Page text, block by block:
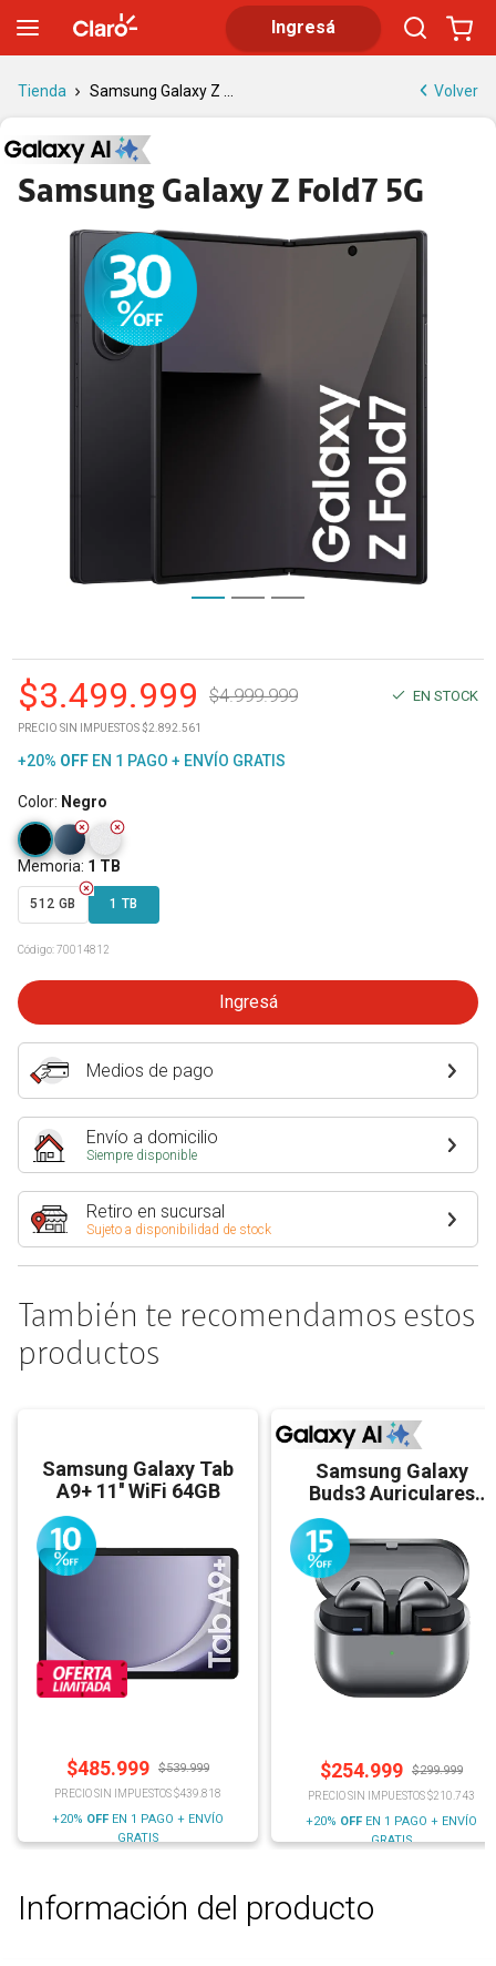
Ingresá
Tienda Samsung Galaxy Z ... Volver
Samsung Galaxy Z Fold7 5G
$3.499.999 $4.999.999 EN STOCK
PRECIO SIN IMPUESTOS $2.892.561
+20% OFF EN 1 PAGO + ENVÍO GRATIS
Color: Negro
Memoria: 1 TB
512 GB 1 TB
Código:70014812
Ingresá
Medios de pago
Envío a domicilio
Siempre disponible
Retiro en sucursal
Sujeto a disponibilidad de stock
También te recomendamos estos
productos
Samsung Galaxy Tab
A9+ 11'' WiFi 64GB
$485.999 $539.999
PRECIO SIN IMPUESTOS $439.818
+20% OFF EN 1 PAGO + ENVÍO
GRATIS
Samsung Galaxy
Buds3 Auriculares
$254.999 $299.999
PRECIO SIN IMPUESTOS $210.743
+20% OFF EN 1 PAGO + ENVÍO
GRATIS
Información del producto
Samsung Galaxy Z Fold7 5G | Tienda Claro